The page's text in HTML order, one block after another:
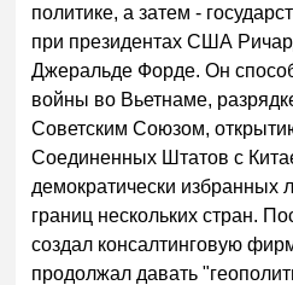
политике, а затем -
при президентах США
Джеральде Форде. Он
войны во Вьетнаме,
Советским Союзом,
Соединенных Штатов с
демократически избранных
границ нескольких стран.
создал консалтинговую
продолжал давать